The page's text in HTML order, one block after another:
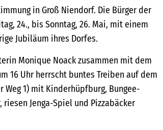
in Groß Niendorf. Die Bürger der
24., bis Sonntag, 26. Mai, mit einem
Jubiläum ihres Dorfes.
Monique Noack zusammen mit dem
16 Uhr herrscht buntes Treiben auf dem
1) mit Kinderhüpfburg, Bungee-
Jenga-Spiel und Pizzabäcker